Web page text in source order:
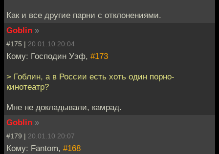
Как и все другие парни с отклонениями.
Goblin »
#175 | 20.01.10 20:04
Кому: Господин Уэф, #173
> Гоблин, а в России есть хоть один порно-
кинотеатр?
Мне не докладывали, камрад.
Goblin »
#179 | 20.01.10 20:07
Кому: Fantom, #168